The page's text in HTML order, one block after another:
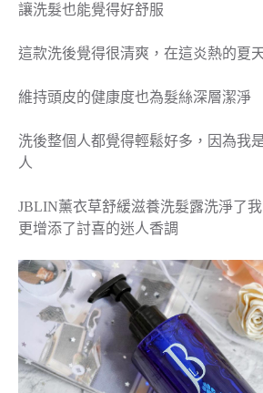
讓洗髮也能覺得好舒服
這款洗後覺得很清爽，在這炎熱的夏
維持頭皮的健康度也為髮絲深層潔淨
洗後整個人都覺得輕鬆好多，因為我
人
JBLIN薰衣草舒緩滋養洗髮露洗淨了我
更增添了討喜的迷人香調